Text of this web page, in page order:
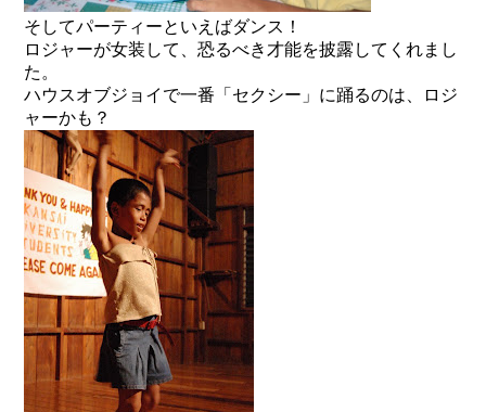
そしてパーティーといえばダンス！
ロジャーが女装して、恐るべき才能を披露してくれまし
た。
ハウスオブジョイで一番「セクシー」に踊るのは、ロジ
ャーかも？